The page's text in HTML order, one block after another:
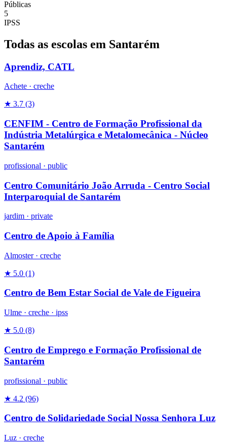
Públicas
5
IPSS
Todas as escolas em Santarém
Aprendiz, CATL
Achete · creche
★ 3.7 (3)
CENFIM - Centro de Formação Profissional da
Indústria Metalúrgica e Metalomecânica - Núcleo
Santarém
profissional · public
Centro Comunitário João Arruda - Centro Social
Interparoquial de Santarém
jardim · private
Centro de Apoio à Família
Almoster · creche
★ 5.0 (1)
Centro de Bem Estar Social de Vale de Figueira
Ulme · creche · ipss
★ 5.0 (8)
Centro de Emprego e Formação Profissional de
Santarém
profissional · public
★ 4.2 (96)
Centro de Solidariedade Social Nossa Senhora Luz
Luz · creche